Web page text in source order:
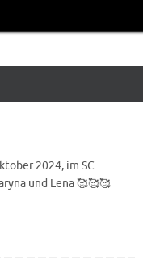
2024, im SC
und Lena 🥰🥰🥰